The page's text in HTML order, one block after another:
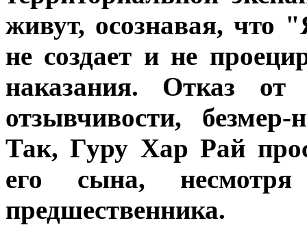
живут, осознавая, что
не создает и не
наказания. Отказ от
отзывчивости,
Так, Гуру Хар Рай
его сына,
предшественника.